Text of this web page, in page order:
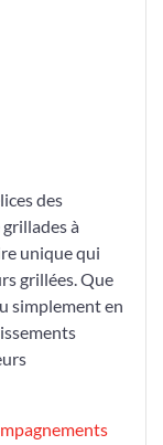
des
à
unique qui
grillées. Que
simplement en